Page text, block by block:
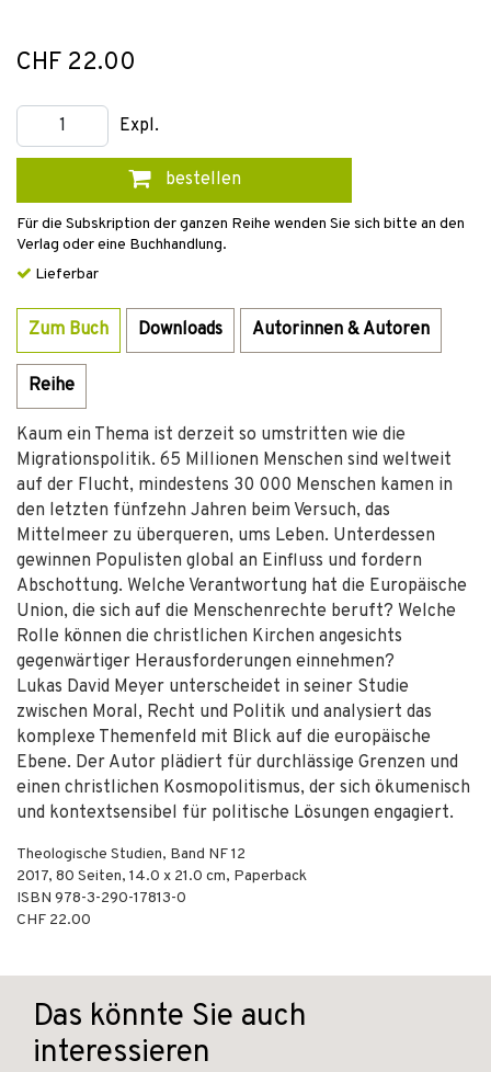
CHF 22.00
Expl.
bestellen
Für die Subskription der ganzen Reihe wenden Sie sich bitte an den
Verlag oder eine Buchhandlung.
Lieferbar
Zum Buch Downloads Autorinnen & Autoren
Reihe
Kaum ein Thema ist derzeit so umstritten wie die
Migrationspolitik. 65 Millionen Menschen sind weltweit
auf der Flucht, mindestens 30 000 Menschen kamen in
den letzten fünfzehn Jahren beim Versuch, das
Mittelmeer zu überqueren, ums Leben. Unterdessen
gewinnen Populisten global an Einfluss und fordern
Abschottung. Welche Verantwortung hat die Europäische
Union, die sich auf die Menschenrechte beruft? Welche
Rolle können die christlichen Kirchen angesichts
gegenwärtiger Herausforderungen einnehmen?
Lukas David Meyer unterscheidet in seiner Studie
zwischen Moral, Recht und Politik und analysiert das
komplexe Themenfeld mit Blick auf die europäische
Ebene. Der Autor plädiert für durchlässige Grenzen und
einen christlichen Kosmopolitismus, der sich ökumenisch
und kontextsensibel für politische Lösungen engagiert.
Theologische Studien, Band NF 12
2017, 80 Seiten, 14.0 x 21.0 cm, Paperback
ISBN 978-3-290-17813-0
CHF 22.00
Das könnte Sie auch
interessieren